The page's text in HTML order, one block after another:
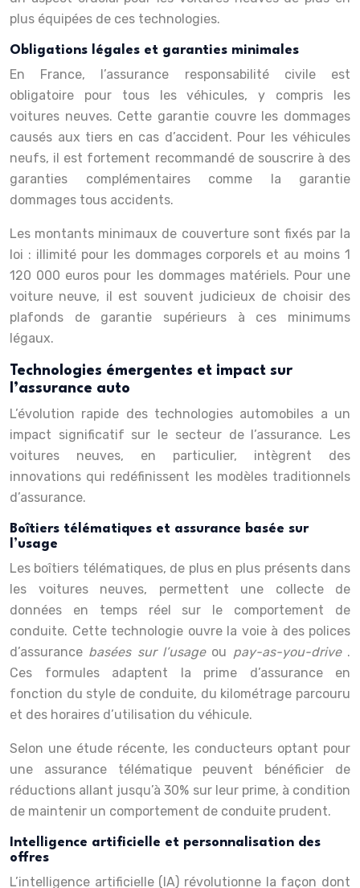
plus équipées de ces technologies.
Obligations légales et garanties minimales
En France, l’assurance responsabilité civile est
obligatoire pour tous les véhicules, y compris les
voitures neuves. Cette garantie couvre les dommages
causés aux tiers en cas d’accident. Pour les véhicules
neufs, il est fortement recommandé de souscrire à des
garanties complémentaires comme la garantie
dommages tous accidents.
Les montants minimaux de couverture sont fixés par la
loi : illimité pour les dommages corporels et au moins 1
120 000 euros pour les dommages matériels. Pour une
voiture neuve, il est souvent judicieux de choisir des
plafonds de garantie supérieurs à ces minimums
légaux.
Technologies émergentes et impact sur
l’assurance auto
L’évolution rapide des technologies automobiles a un
impact significatif sur le secteur de l’assurance. Les
voitures neuves, en particulier, intègrent des
innovations qui redéfinissent les modèles traditionnels
d’assurance.
Boîtiers télématiques et assurance basée sur
l’usage
Les boîtiers télématiques, de plus en plus présents dans
les voitures neuves, permettent une collecte de
données en temps réel sur le comportement de
conduite. Cette technologie ouvre la voie à des polices
d’assurance basées sur l’usage ou pay-as-you-drive .
Ces formules adaptent la prime d’assurance en
fonction du style de conduite, du kilométrage parcouru
et des horaires d’utilisation du véhicule.
Selon une étude récente, les conducteurs optant pour
une assurance télématique peuvent bénéficier de
réductions allant jusqu’à 30% sur leur prime, à condition
de maintenir un comportement de conduite prudent.
Intelligence artificielle et personnalisation des
offres
L’intelligence artificielle (IA) révolutionne la façon dont